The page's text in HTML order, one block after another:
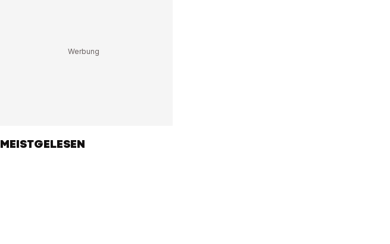
MEISTGELESEN